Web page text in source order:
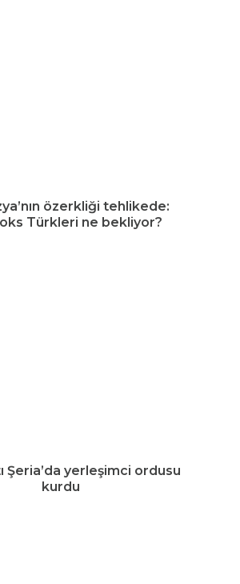
özerkliği tehlikede:
Türkleri ne bekliyor?
Şeria’da yerleşimci ordusu
kurdu